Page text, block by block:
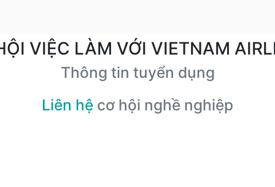
VIỆC LÀM VỚI VIETNAM
Thông tin tuyển dụng
Liên hệ cơ hội nghề nghiệp